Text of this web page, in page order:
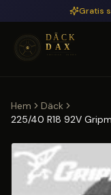
Hoppa till Gratis
Hem
Däck
225/40 R18 92V